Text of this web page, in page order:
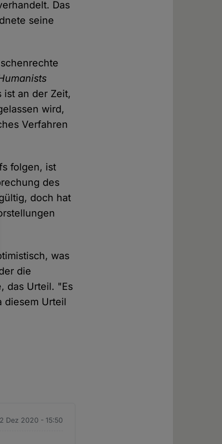
Das
seine
ist an der Zeit,
wird,
Verfahren
folgen, ist
des
doch hat
was
die
das Urteil. "Es
diesem Urteil
Dez 2020 - 15:50